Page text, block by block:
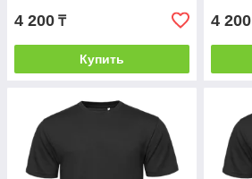
4 200 ₸
Купить
4 200